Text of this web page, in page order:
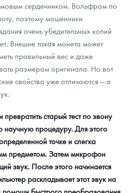
сердечником. Вольфрам по
поэтому мошенники
очень убедительных копий
Внешне такая монета может
правильный вес и даже
размерам оригинала. Но вот
свойства уже отличаются — а
старый тест по звону
процедуру. Для этого
точке и слегка
предметом. Затем микрофон
звук. После этого начинается
раскладывает этот звук на